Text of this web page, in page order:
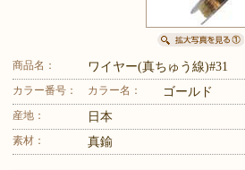
商品名： ワイヤー(真ちゅう線)#31
カラー番号： カラー名： ゴールド
産地： 日本
素材： 真鍮